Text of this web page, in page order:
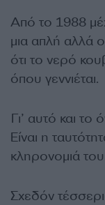
Από το 1988
μια απλή αλλά
ότι το νερό
όπου γεννιέται.
Γι’ αυτό και το
Είναι η
κληρονομιά
Σχεδόν